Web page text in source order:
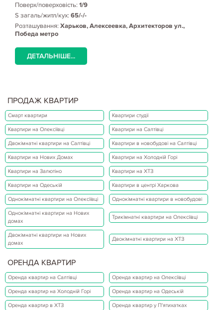
Поверх/поверховість: 1/9
S загаль/житл/кух: 65/-/-
Розташування: Харьков, Алексеевка, Архитекторов ул.,
Победа метро
ДЕТАЛЬНІШЕ...
ПРОДАЖ КВАРТИР
Смарт квартири Квартири студії
Квартири на Олексіївці Квартири на Салтівці
Двокімнатні квартири на Салтівці Квартири в новобудові на Салтівці
Квартири на Нових Домах Квартири на Холодній Горі
Квартири на Залютіно Квартири на ХТЗ
Квартири на Одеській Квартири в центрі Харкова
Однокімнатні квартири на Олексіївці Однокімнатні квартири в новобудові
Однокімнатні квартири на Нових
домах
Трикімнатні квартири на Олексіївці
Двокімнатні квартири на Нових
домах
Двокімнатні квартири на ХТЗ
ОРЕНДА КВАРТИР
Оренда квартир на Салтівці Оренда квартир на Олексіївці
Оренда квартир на Холодній Горі Оренда квартир на Одеській
Оренда квартир в ХТЗ Оренда квартир у П'ятихатках